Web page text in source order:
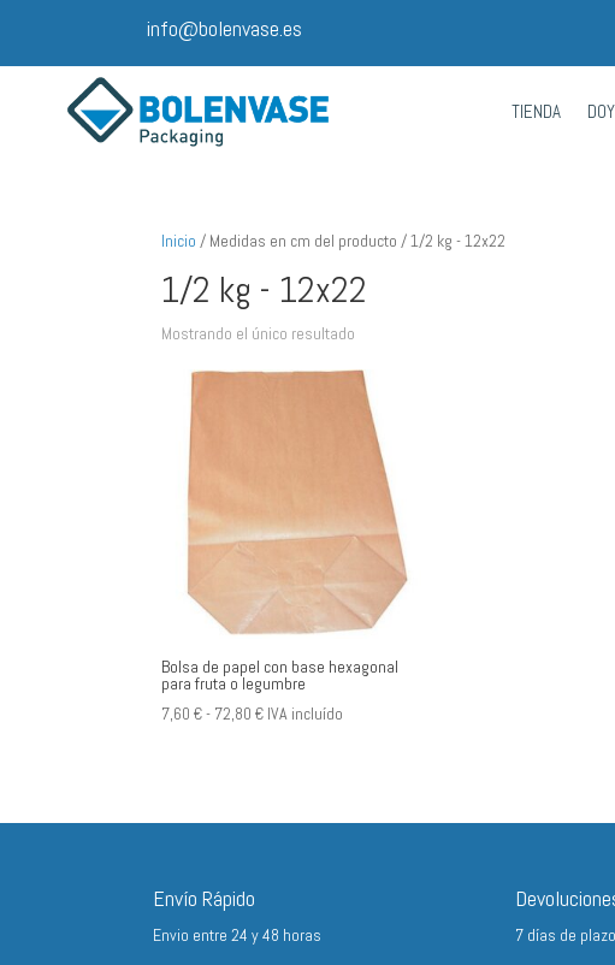
info@bolenvase.es
TIENDA
Inicio / Medidas en cm del producto / 1/2 kg - 12x22
1/2 kg - 12x22
Mostrando el único resultado
Bolsa de papel con base hexagonal
para fruta o legumbre
7,60€- 72,80€Rango
7,60 €
IVA incluído
Envío Rápido
Envio entre 24 y 48 horas 7 días de